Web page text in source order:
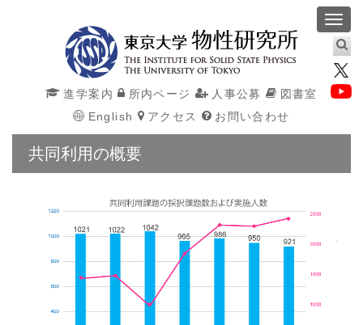
進学案内 所内ページ 人事公募
図書室
English
アクセス お問い合わせ
共同利用の概要